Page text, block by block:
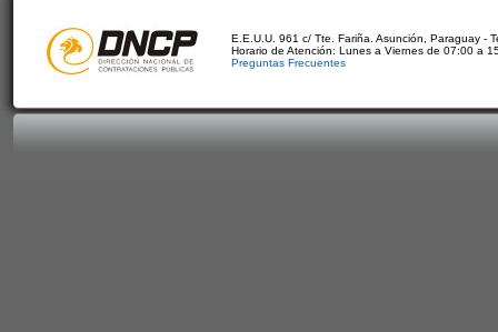
E.E.U.U. 961 c/ Tte. Fariña. Asunción, Paraguay -
Horario de Atención: Lunes a Viernes de 07:00 a
Preguntas Frecuentes